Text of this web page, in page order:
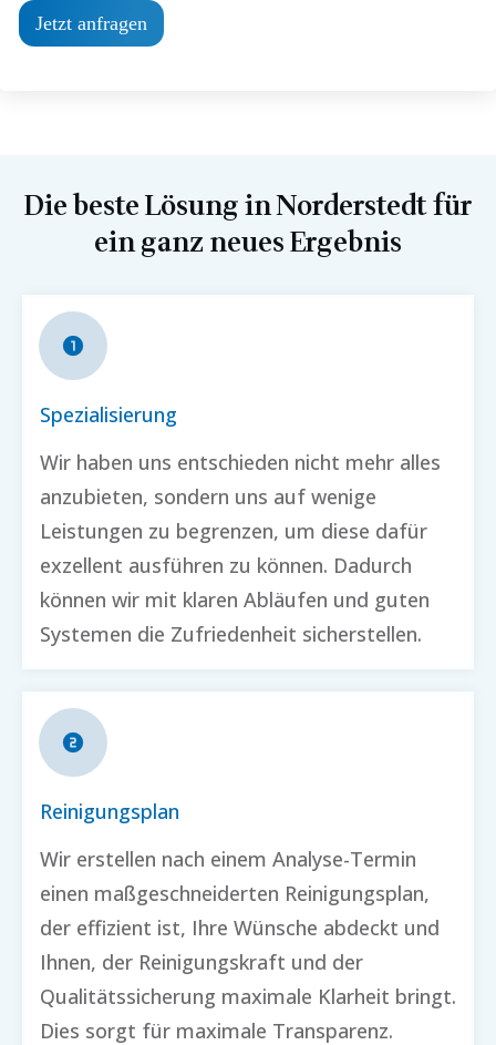
Jetzt anfragen
Die beste Lösung inNorderstedtfür
ein ganz neues Ergebnis
Spezialisierung
Wir haben uns entschieden nicht mehr alles
anzubieten, sondern uns auf wenige
Leistungen zu begrenzen, um diese dafür
exzellent ausführen zu können. Dadurch
können wir mit klaren Abläufen und guten
Systemen die Zufriedenheit sicherstellen.
Reinigungsplan
Wir erstellen nach einem Analyse-Termin
einen maßgeschneiderten Reinigungsplan,
der effizient ist, Ihre Wünsche abdeckt und
Ihnen, der Reinigungskraft und der
Qualitätssicherung maximale Klarheit bringt.
Dies sorgt für maximale Transparenz.